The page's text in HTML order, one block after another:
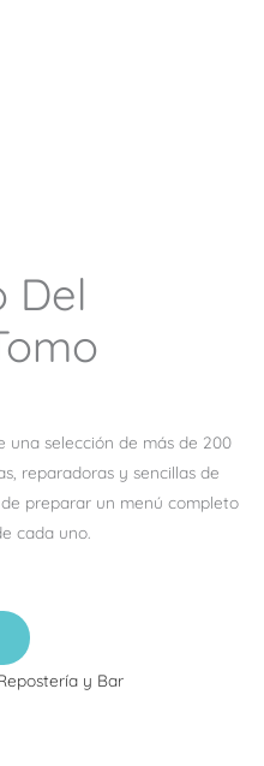
Del
una selección de más de 200
reparadoras y sencillas de
preparar un menú completo
cada uno.
y Bar